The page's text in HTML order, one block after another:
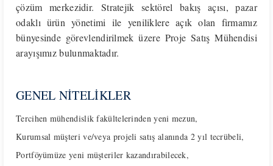
çözüm merkezidir. Stratejik sektörel bakış açısı, pazar
odaklı ürün yönetimi ile yeniliklere açık olan firmamız
bünyesinde görevlendirilmek üzere Proje Satış Mühendisi
arayışımız bulunmaktadır.
GENEL NİTELİKLER
Tercihen mühendislik fakültelerinden yeni mezun,
Kurumsal müşteri ve/veya projeli satış alanında 2 yıl tecrübeli,
Portföyümüze yeni müşteriler kazandırabilecek,